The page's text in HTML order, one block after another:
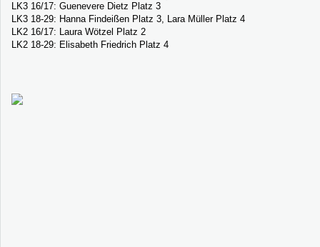
LK3 16/17: Guenevere Dietz Platz 3
LK3 18-29: Hanna Findeißen Platz 3, Lara Müller Platz 4
LK2 16/17: Laura Wötzel Platz 2
LK2 18-29: Elisabeth Friedrich Platz 4